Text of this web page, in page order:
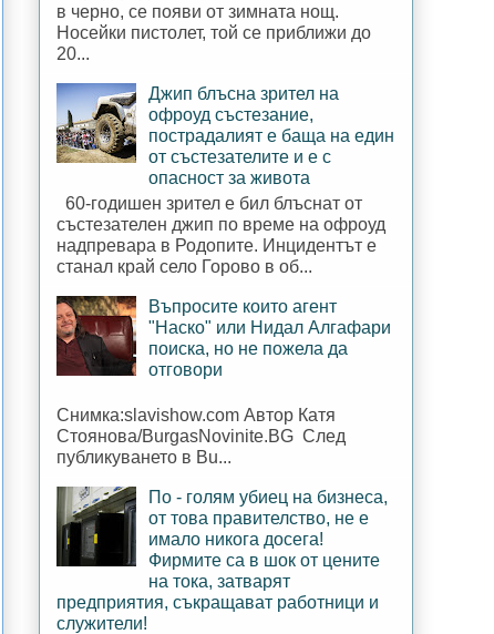
в черно, се появи от зимната нощ.
Носейки пистолет, той се приближи до
20...
Джип блъсна зрител на
офроуд състезание,
пострадалият е баща на един
от състезателите и е с
опасност за живота
60-годишен зрител е бил блъснат от
състезателен джип по време на офроуд
надпревара в Родопите. Инцидентът е
станал край село Горово в об...
Въпросите които агент
"Наско" или Нидал Алгафари
поиска, но не пожела да
отговори
Снимка:slavishow.com Автор Катя
Стоянова/BurgasNovinite.BG След
публикуването в Bu...
По - голям убиец на бизнеса,
от това правителство, не е
имало никога досега!
Фирмите са в шок от цените
на тока, затварят
предприятия, съкращават работници и
служители!